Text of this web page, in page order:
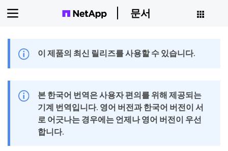
문서
이 제품의 최신 릴리즈를 사용할 수 있습니다.
본 한국어 번역은 사용자 편의를 위해 제공되는
기계 번역입니다. 영어 버전과 한국어 버전이 서
로 어긋나는 경우에는 언제나 영어 버전이 우선
합니다.